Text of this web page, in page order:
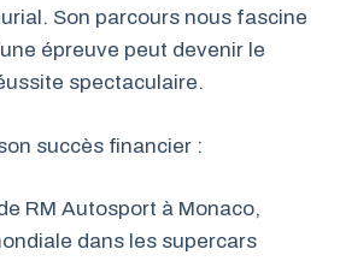
Son parcours nous fascine
épreuve peut devenir le
spectaculaire.
succès financier :
RM Autosport à Monaco,
dans les supercars